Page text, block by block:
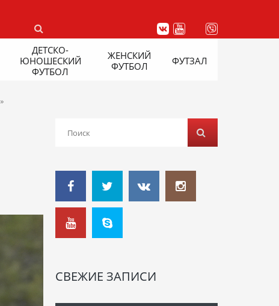
ДЕТСКО-
ЮНОШЕСКИЙ
ФУТБОЛ
ЖЕНСКИЙ
ФУТБОЛ
ФУТЗАЛ
СВЕЖИЕ ЗАПИСИ